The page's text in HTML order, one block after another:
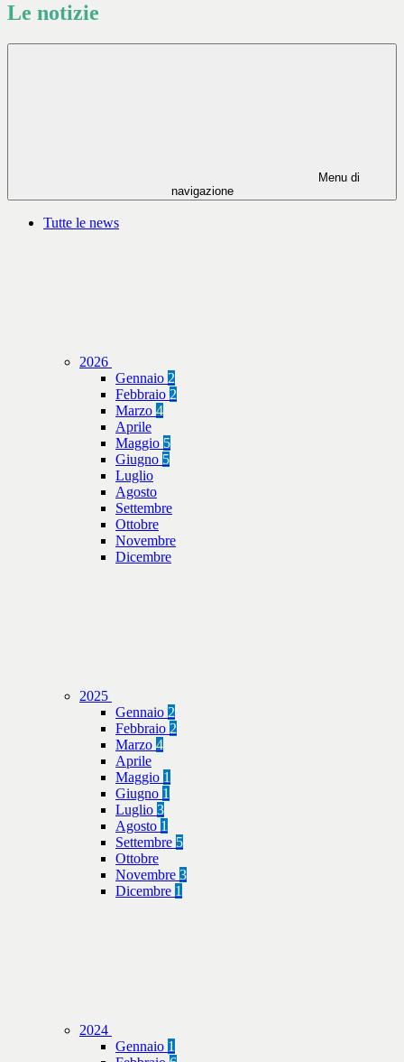
Le notizie
Menu di
navigazione
Tutte le news
2026
Gennaio 2
Febbraio 2
Marzo 4
Aprile
Maggio 5
Giugno 5
Luglio
Agosto
Settembre
Ottobre
Novembre
Dicembre
2025
Gennaio 2
Febbraio 2
Marzo 4
Aprile
Maggio 1
Giugno 1
Luglio 3
Agosto 1
Settembre 5
Ottobre
Novembre 3
Dicembre 1
2024
Gennaio 1